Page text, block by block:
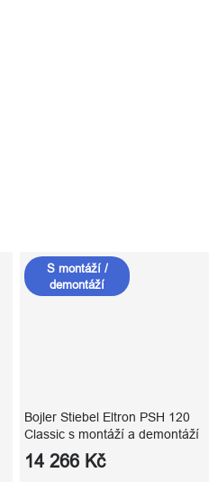
S montáží /
demontáží
Bojler Stiebel Eltron PSH 120
Classic s montáží a demontáží
14 266 Kč